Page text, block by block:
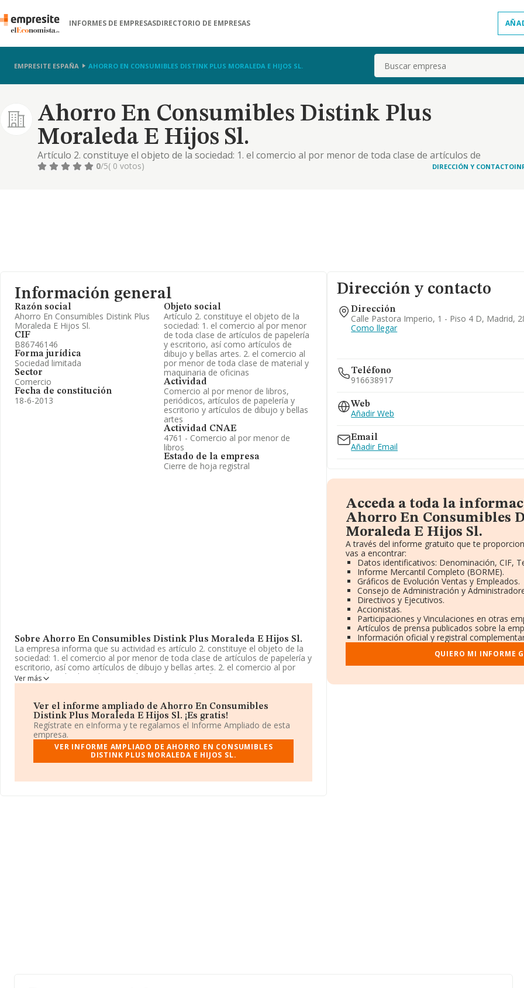
INFORMES DE EMPRESASDIRECTORIO DE EMPRESAS
EMPRESITE ESPAÑA AHORRO EN CONSUMIBLES DISTINK PLUS MORALEDA E HIJOS SL. Buscar
Ahorro En Consumibles Distink Plus
Moraleda E Hijos Sl.
Artículo 2. constituye el objeto de la sociedad: 1. el comercio al por menor de toda clase de artículos de
papelería y escritorio, así como artículos de dibujo y bellas artes. 2. el comercio al por menor de toda
0/5( 0 votos) DIRECCIÓN Y CONTACTO
Información general
Razón social
Ahorro En Consumibles Distink Plus
Moraleda E Hijos Sl.
CIF
B86746146
Forma jurídica
Sociedad limitada
Sector
Comercio
Fecha de constitución
18-6-2013
Objeto social
Artículo 2. constituye el objeto de la
sociedad: 1. el comercio al por menor
de toda clase de artículos de papelería
y escritorio, así como artículos de
dibujo y bellas artes. 2. el comercio al
por menor de toda clase de material y
maquinaria de oficinas
Actividad
Comercio al por menor de libros,
periódicos, artículos de papelería y
escritorio y artículos de dibujo y bellas
artes
Actividad CNAE
4761 - Comercio al por menor de
libros
Estado de la empresa
Cierre de hoja registral
Sobre Ahorro En Consumibles Distink Plus Moraleda E Hijos Sl.
La empresa informa que su actividad es artículo 2. constituye el objeto de la
sociedad: 1. el comercio al por menor de toda clase de artículos de papelería y
escritorio, así como artículos de dibujo y bellas artes. 2. el comercio al por
menor de toda clase de material y maquinaria de oficinas. La empresa
aparece inscrita en el Registro Mercantil como Sociedad Limitada. Clasifica su
especializados', código 4761. La sociedad no tiene actividad en mercados
exteriores.
Para más información es posible contactar a través del teléfono 916638917.
La sociedadAhorro En Consumibles Distink Plus Moraleda e Hijos S.L
con CIF B86746146, está situada en Calle Pastora Imperio núm. 1 Piso 4 D,
Ver más
Ver el informe ampliado de Ahorro En Consumibles
Distink Plus Moraleda E Hijos Sl. ¡Es gratis!
Regístrate en eInforma y te regalamos el Informe Ampliado de esta
empresa.
VER INFORME AMPLIADO DE AHORRO EN CONSUMIBLES
DISTINK PLUS MORALEDA E HIJOS SL.
Dirección y contacto
Dirección
Calle Pastora Imperio, 1 - Piso 4 D, Madrid,
Como llegar
Teléfono
916638917
Web
Añadir Web
Email
Añadir Email
Acceda a toda la
Ahorro En Consumibles
Moraleda E Hijos Sl.
A través del informe gratuito que te
vas a encontrar:
Datos identificativos: Denominación, CIF,
Informe Mercantil Completo (BORME).
Gráficos de Evolución Ventas y Empleados.
Consejo de Administración y
Directivos y Ejecutivos.
Accionistas.
Participaciones y Vinculaciones en otras
Artículos de prensa publicados sobre la
Información oficial y registral
QUIERO MI INFORME